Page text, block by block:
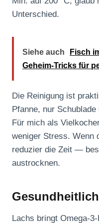
Unterschied.
Siehe auch
Fisch
Geheim-Tricks für
Die Reinigung ist
Pfanne, nur
Für mich als
weniger Stress. Wenn
reduzier die Zeit —
austrocknen.
Lachs bringt